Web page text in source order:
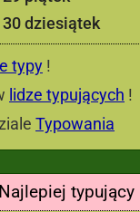
dziesiątek
typy !
lidze typujących !
Typowania
Najlepiej typujący